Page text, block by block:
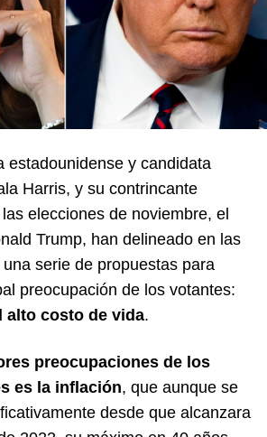
estadounidense y candidata
Harris, y su contrincante
elecciones de noviembre, el
Trump, han delineado en las
serie de propuestas para
preocupación de los votantes:
alto costo de vida.
preocupaciones de los
es la inflación, que aunque se
desde que alcanzara